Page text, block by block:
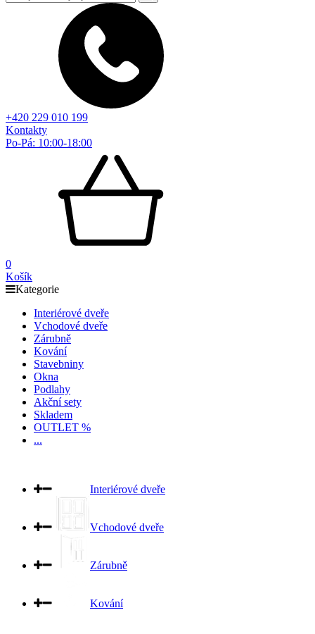
+420 229 010 199
Kontakty
Po-Pá: 10:00-18:00
0
Košík
Kategorie
Interiérové dveře
Vchodové dveře
Zárubně
Kování
Stavebniny
Okna
Podlahy
Akční sety
Skladem
OUTLET %
...
Interiérové dveře
Vchodové dveře
Zárubně
Kování